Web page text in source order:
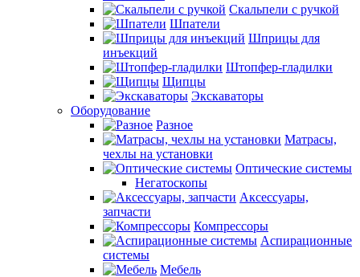
Скальпели с ручкой
Шпатели
Шприцы для
инъекций
Штопфер-гладилки
Щипцы
Экскаваторы
Оборудование
Разное
Матрасы,
чехлы на установки
Оптические системы
Негатоскопы
Аксессуары,
запчасти
Компрессоры
Аспирационные
системы
Мебель